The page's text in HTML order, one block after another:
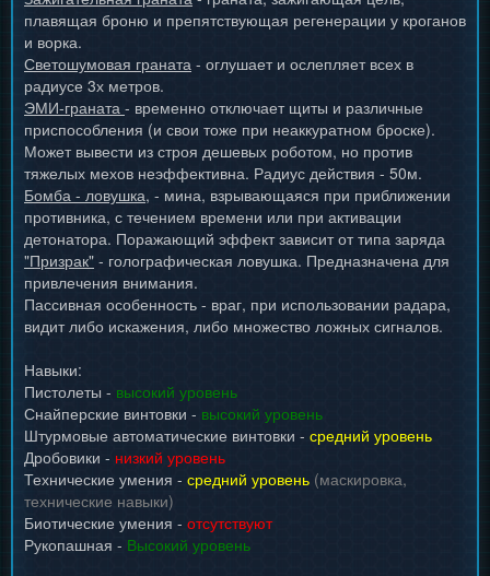
плавящая броню и препятствующая регенерации у кроганов
и ворка.
Светошумовая граната - оглушает и ослепляет всех в
радиусе 3х метров.
ЭМИ-граната - временно отключает щиты и различные
приспособления (и свои тоже при неаккуратном броске).
Может вывести из строя дешевых роботом, но против
тяжелых мехов неэффективна. Радиус действия - 50м.
Бомба - ловушка, - мина, взрывающаяся при приближении
противника, с течением времени или при активации
детонатора. Поражающий эффект зависит от типа заряда
"Призрак" - голографическая ловушка. Предназначена для
привлечения внимания.
Пассивная особенность - враг, при использовании радара,
видит либо искажения, либо множество ложных сигналов.
Навыки:
Пистолеты - высокий уровень
Снайперские винтовки - высокий уровень
Штурмовые автоматические винтовки - средний уровень
Дробовики - низкий уровень
Технические умения - средний уровень (маскировка,
технические навыки)
Биотические умения - отсутствуют
Рукопашная - Высокий уровень